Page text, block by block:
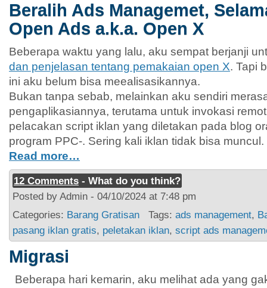
Beralih Ads Managemet,
Open Ads a.k.a. Open X
Beberapa waktu yang lalu, aku sempat berjanji
dan penjelasan tentang pemakaian open X. Tapi
ini aku belum bisa meealisasikannya.
Bukan tanpa sebab, melainkan aku sendiri
pengaplikasiannya, terutama untuk invokasi
pelacakan script iklan yang diletakan pada blog
program PPC-. Sering kali iklan tidak bisa muncul.
Read more…
12 Comments - What do you think?
Posted by Admin - 04/10/2024 at 7:48 pm
Categories: Barang Gratisan Tags: ads management,
pasang iklan gratis, peletakan iklan, script ads
Migrasi
Beberapa hari kemarin, aku melihat ada yang